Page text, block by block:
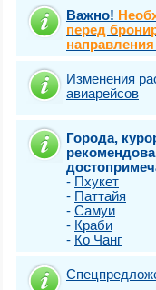
Важно!
перед
Изменения
авиарейсов
Города,
- Пхукет
- Паттайя
- Самуи
- Краби
- Ко Чанг